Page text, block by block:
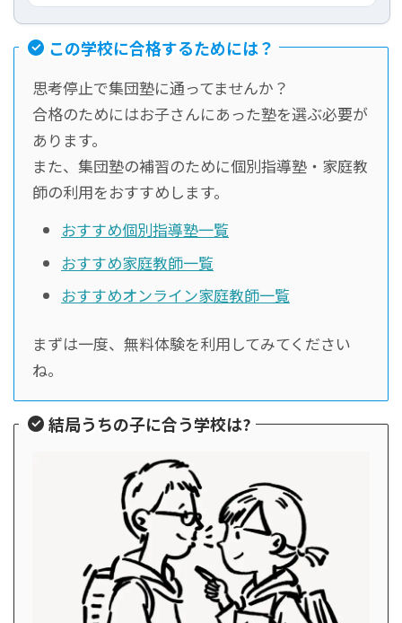
この学校に合格するためには？
思考停止で集団塾に通ってませんか？
合格のためにはお子さんにあった塾を選ぶ必要が
あります。
また、集団塾の補習のために個別指導塾・家庭教
師の利用をおすすめします。
おすすめ個別指導塾一覧
おすすめ家庭教師一覧
おすすめオンライン家庭教師一覧
まずは一度、無料体験を利用してみてください
ね。
結局うちの子に合う学校は?